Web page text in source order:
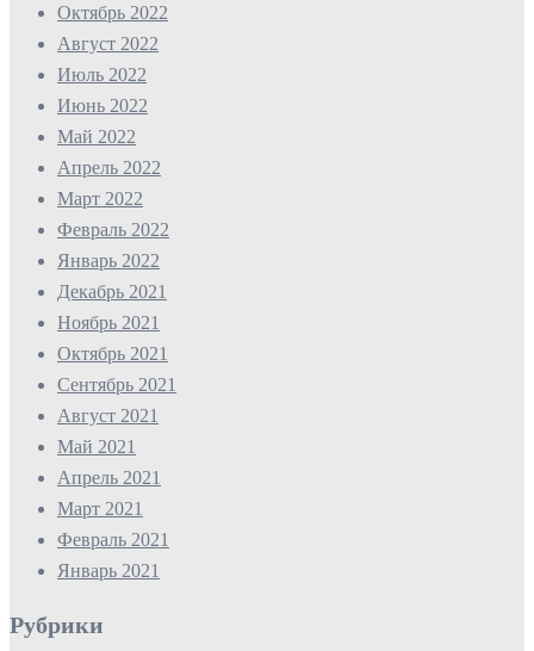
Октябрь 2022
Август 2022
Июль 2022
Июнь 2022
Май 2022
Апрель 2022
Март 2022
Февраль 2022
Январь 2022
Декабрь 2021
Ноябрь 2021
Октябрь 2021
Сентябрь 2021
Август 2021
Май 2021
Апрель 2021
Март 2021
Февраль 2021
Январь 2021
Рубрики